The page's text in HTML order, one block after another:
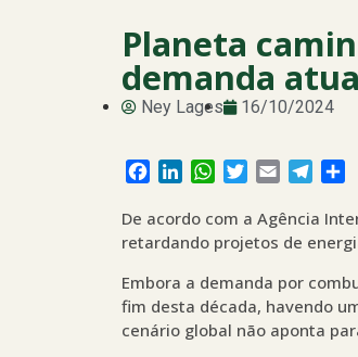
Planeta
demanda
Ney Lages 16/10/2024
Facebook
LinkedInWhatsApp
Twitter
Email
De acordo com a Agência
retardando projetos de
Embora a demanda por
fim desta década, havendo
cenário global não aponta